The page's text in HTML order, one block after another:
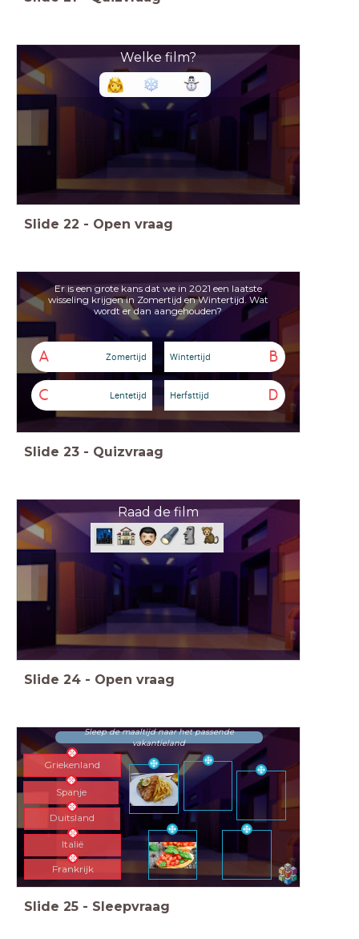
Welke film?
Slide 22 - Open vraag
Er is een grote kans dat we in 2021 een laatste
wisseling krijgen in Zomertijd en Wintertijd. Wat
wordt er dan aangehouden?
A Zomertijd B
Wintertijd
C Lentetijd D
Herfsttijd
Slide 23 - Quizvraag
Raad de film
Slide 24 - Open vraag
Sleep de maaltijd naar het passende
vakantieland
Griekenland
Spanje
Duitsland
Italië
Frankrijk
Slide 25 - Sleepvraag